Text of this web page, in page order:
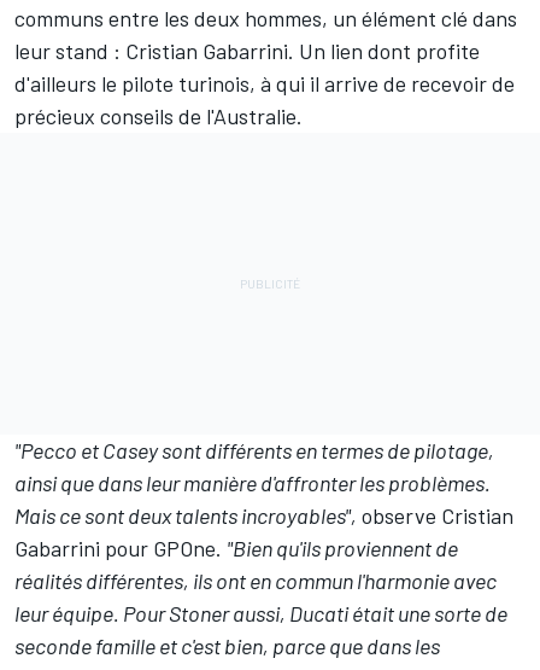
communs entre les deux hommes, un élément clé dans
leur stand : Cristian Gabarrini. Un lien dont profite
d'ailleurs le pilote turinois, à qui il arrive de recevoirde
précieux conseils de l'Australie.
"Pecco et Casey sont différents en termes de pilotage,
ainsi que dans leur manière d'affronter les problèmes.
Mais ce sont deux talents incroyables", observe Cristian
Gabarrini pour GPOne. "Bien qu'ils proviennent de
réalités différentes, ils ont en commun l'harmonie avec
leur équipe. Pour Stoner aussi, Ducati était une sorte de
seconde famille et c'est bien, parce que dans les